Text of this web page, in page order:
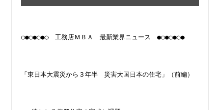
○●○●○●○　工務店ＭＢＡ　最新業界ニュース　●○●○●○●
「東日本大震災から３年半　災害大国日本の住宅」（前編）